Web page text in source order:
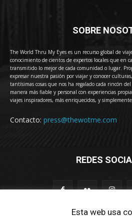
SOBRE
The World Thru My Eyes es un recurso global de
conocimiento de cientos de expertos locales que en
transmitido lo mejor de cada comunidad o lugar.
expresar nuestra pasión por viajar y conocer
tantísimas cosas que nos ha regalado cada rincón
manera más fiable y personal con experiencias
viajes inspiradores, más enriquecidos, y
Contacto: press@thewotme.com
REDES
Esta web usa